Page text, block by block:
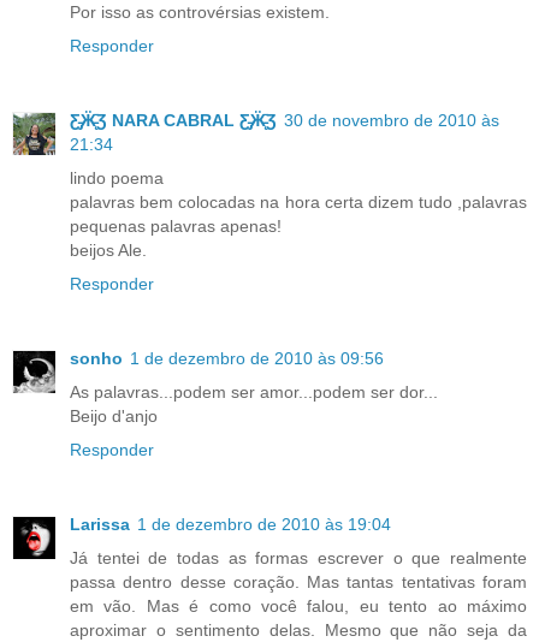
Por isso as controvérsias existem.
Responder
Ƹ̵̡Ӝ̵̨̄Ʒ NARA CABRAL Ƹ̵̡Ӝ̵̨̄Ʒ 30 de novembro de 2010 às
21:34
lindo poema
palavras bem colocadas na hora certa dizem tudo ,palavras
pequenas palavras apenas!
beijos Ale.
Responder
sonho 1 de dezembro de 2010 às 09:56
As palavras...podem ser amor...podem ser dor...
Beijo d'anjo
Responder
Larissa 1 de dezembro de 2010 às 19:04
Já tentei de todas as formas escrever o que realmente
passa dentro desse coração. Mas tantas tentativas foram
em vão. Mas é como você falou, eu tento ao máximo
aproximar o sentimento delas. Mesmo que não seja da